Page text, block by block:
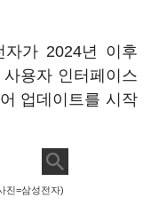
자가 2024년 이후
용자 인터페이스
업데이트를 시작
진=삼성전자)